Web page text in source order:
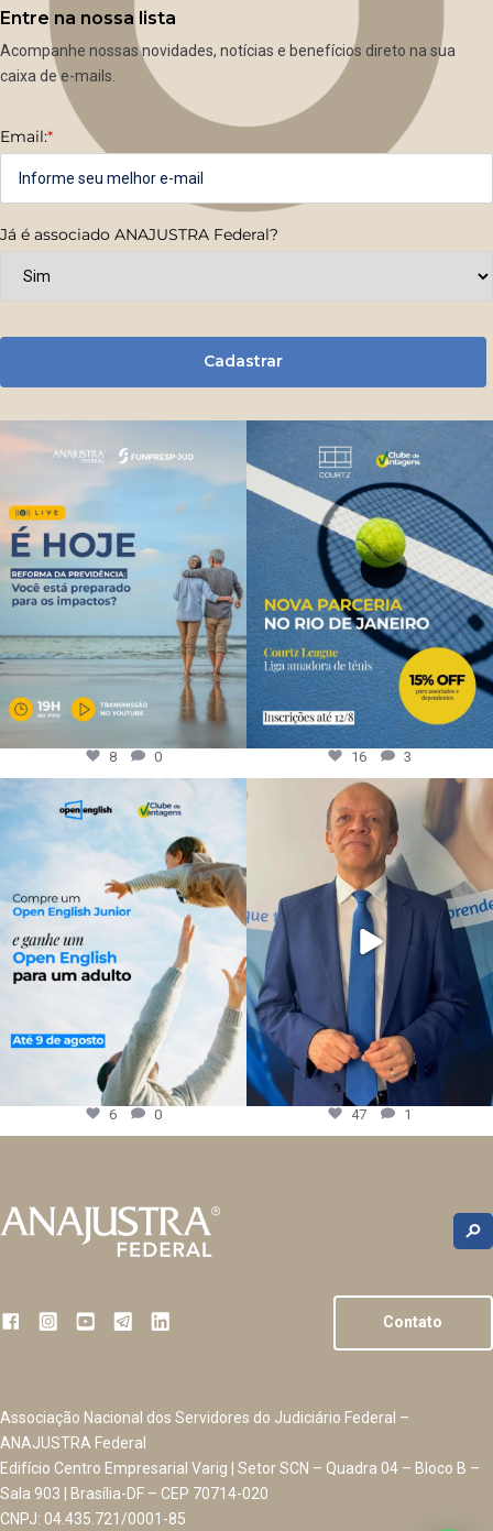
Entre na nossa lista
Acompanhe nossas novidades, notícias e benefícios direto na sua
caixa de e-mails.
Email:*
Já é associado ANAJUSTRA Federal?
Cadastrar
8 0 16 3
6 0 47 1
Contato
Associação Nacional dos Servidores do Judiciário Federal –
ANAJUSTRA Federal
Edifício Centro Empresarial Varig | Setor SCN – Quadra 04 – Bloco B –
Sala 903 | Brasília-DF – CEP 70714-020
CNPJ: 04.435.721/0001-85